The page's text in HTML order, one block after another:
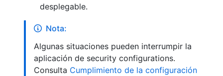
desplegable.
Nota:
Algunas situaciones pueden interrumpir la
aplicación de security configurations.
Consulta Cumplimiento de la configuración